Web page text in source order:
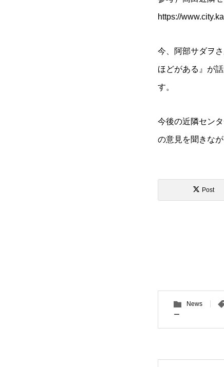
https://
今、阿部サダヲ
ほどがある』が
す。
今後の近隣セン
の意見を聞きな
Post
News
ー